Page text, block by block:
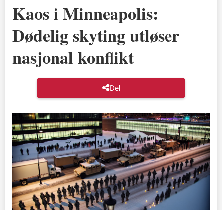
Kaos i Minneapolis:
Dødelig skyting utløser
nasjonal konflikt
Del